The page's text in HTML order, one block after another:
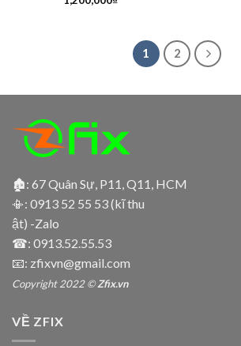
1 2
🏚: 67 Quân Sự, P11, Q11, HCM
📳: 0913 52 55 53 (kĩ thu
ật) -Zalo
☎: 0913.52.55.53
📧: zfixvn@gmail.com
Copyright 2022 ©Zfix.vn
VỀ ZFIX